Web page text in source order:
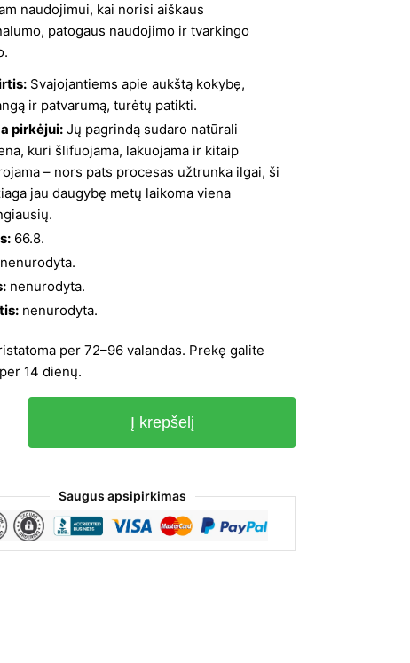
was:
2046,50 €.
is:
1023,25 €.
naudojimui, kai norisi aiškaus
patogaus naudojimo ir tvarkingo
Svajojantiems apie aukštą kokybę,
ir patvarumą, turėtų patikti.
pirkėjui: Jų pagrindą sudaro natūrali
kuri šlifuojama, lakuojama ir kitaip
– nors pats procesas užtrunka ilgai, ši
jau daugybę metų laikoma viena
66.8.
nenurodyta.
nenurodyta.
nenurodyta.
per 72–96 valandas. Prekę galite
14 dienų.
Į krepšelį
Saugus apsipirkimas